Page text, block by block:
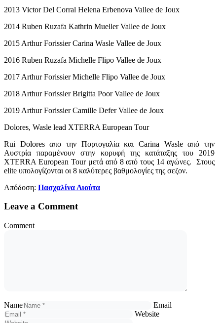
2013 Victor Del Corral Helena Erbenova Vallee de Joux
2014 Ruben Ruzafa Kathrin Mueller Vallee de Joux
2015 Arthur Forissier Carina Wasle Vallee de Joux
2016 Ruben Ruzafa Michelle Flipo Vallee de Joux
2017 Arthur Forissier Michelle Flipo Vallee de Joux
2018 Arthur Forissier Brigitta Poor Vallee de Joux
2019 Arthur Forissier Camille Defer Vallee de Joux
Dolores, Wasle lead XTERRA European Tour
Rui Dolores απο την Πορτογαλία και Carina Wasle από την
Αυστρία παραμένουν στην κορυφή της κατάταξης του 2019
XTERRA European Tour μετά από 8 από τους 14 αγώνες. Στους
elite υπολογίζονται οι 8 καλύτερες βαθμολογίες της σεζον.
Απόδοση: Πασχαλίνα Λιούτα
Leave a Comment
Comment
Name
Email
Website